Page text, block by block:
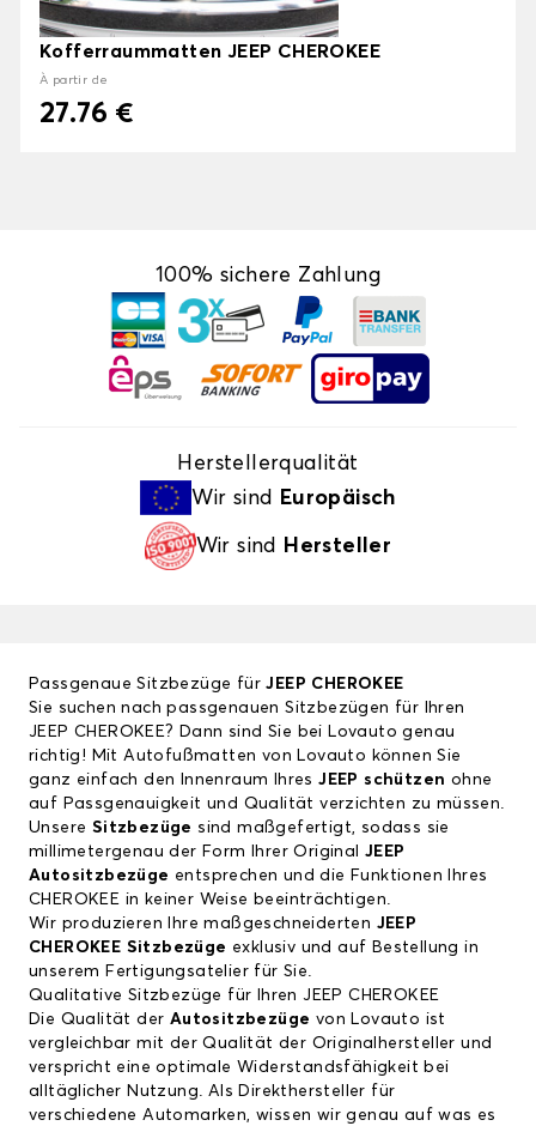
Kofferraummatten JEEP CHEROKEE
À partir de
27.76 €
100% sichere Zahlung
Herstellerqualität
Wir sind
Europäisch
Wir sind Hersteller
Passgenaue Sitzbezüge fürJEEP CHEROKEE
Sie suchen nach passgenauen Sitzbezügen für Ihren
JEEP CHEROKEE? Dann sind Sie bei Lovauto genau
richtig! Mit Autofußmatten von Lovauto können Sie
ganz einfach den Innenraum Ihres JEEP schützen ohne
auf Passgenauigkeit und Qualität verzichten zu müssen.
Unsere Sitzbezüge sind maßgefertigt, sodass sie
millimetergenau der Form Ihrer Original JEEP
Autositzbezüge entsprechen und die Funktionen Ihres
CHEROKEE in keiner Weise beeinträchtigen.
Wir produzieren Ihre maßgeschneiderten JEEP
CHEROKEE Sitzbezüge exklusiv und auf Bestellung in
unserem Fertigungsatelier für Sie.
Qualitative Sitzbezüge für Ihren JEEP CHEROKEE
Die Qualität der Autositzbezüge von Lovauto ist
vergleichbar mit der Qualität der Originalhersteller und
verspricht eine optimale Widerstandsfähigkeit bei
alltäglicher Nutzung. Als Direkthersteller für
verschiedene Automarken, wissen wir genau auf was es